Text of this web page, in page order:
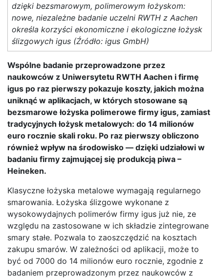
dzięki bezsmarowym, polimerowym łożyskom:
nowe, niezależne badanie uczelni RWTH z Aachen
określa korzyści ekonomiczne i ekologiczne łożysk
ślizgowych igus (Źródło: igus GmbH)
Wspólne badanie przeprowadzone przez
naukowców z Uniwersytetu RWTH Aachen i firmę
igus po raz pierwszy pokazuje koszty, jakich można
uniknąć w aplikacjach, w których stosowane są
bezsmarowe łożyska polimerowe firmy igus, zamiast
tradycyjnych łożysk metalowych: do 14 milionów
euro rocznie skali roku. Po raz pierwszy obliczono
również wpływ na środowisko — dzięki udziałowi w
badaniu firmy zajmującej się produkcją piwa –
Heineken.
Klasyczne łożyska metalowe wymagają regularnego
smarowania. Łożyska ślizgowe wykonane z
wysokowydajnych polimerów firmy igus już nie, ze
względu na zastosowane w ich składzie zintegrowane
smary stałe. Pozwala to zaoszczędzić na kosztach
zakupu smarów. W zależności od aplikacji, może to
być od 7000 do 14 milionów euro rocznie, zgodnie z
badaniem przeprowadzonym przez naukowców z